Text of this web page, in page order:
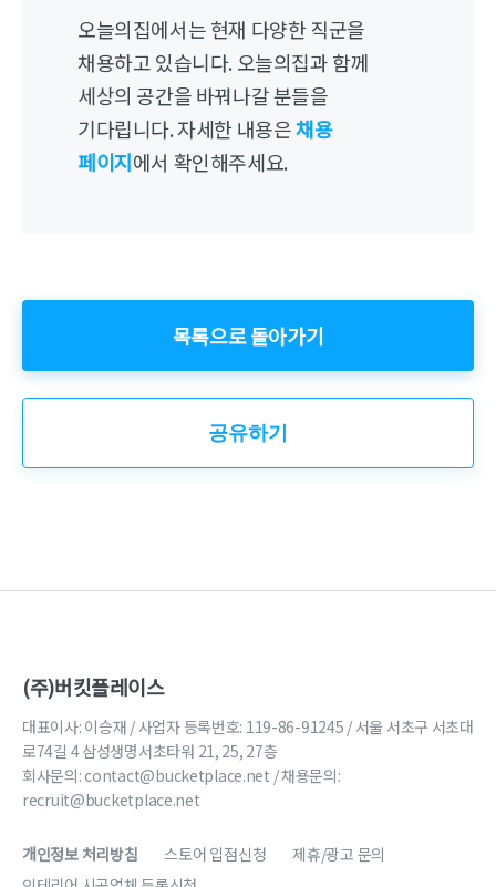
오늘의집에서는 현재 다양한 직군을
채용하고 있습니다. 오늘의집과 함께
세상의 공간을 바꿔나갈 분들을
기다립니다. 자세한 내용은채용
페이지에서 확인해주세요.
목록으로 돌아가기
공유하기
(주)버킷플레이스
대표이사: 이승재 / 사업자 등록번호: 119-86-91245 / 서울 서초구 서초대
로74길 4 삼성생명서초타워 21, 25, 27층
회사문의: contact@bucketplace.net / 채용문의:
recruit@bucketplace.net
개인정보 처리방침 스토어 입점신청
제휴/광고 문의